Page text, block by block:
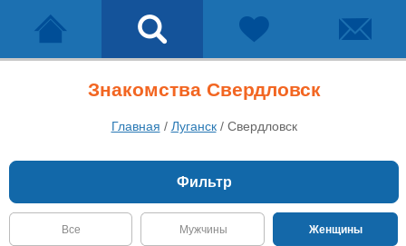
Знакомства Свердловск
Главная / Луганск/ Свердловск
Фильтр
Все Мужчины Женщины